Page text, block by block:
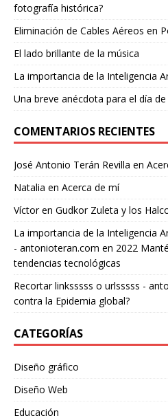
fotografía histórica?
Eliminación de Cables Aéreos en
El lado brillante de la música
La importancia de la Inteligencia
Una breve anécdota para el día
COMENTARIOS RECIENTES
José Antonio Terán Revilla en
Natalia en Acerca de mí
Víctoren Gudkor Zuleta y los
La importancia de la Inteligencia
- antonioteran.com en 2022
tendencias tecnológicas
Recortar linksssss o urlsssss -
contra la Epidemia global?
CATEGORÍAS
Diseño gráfico
Diseño Web
Educación